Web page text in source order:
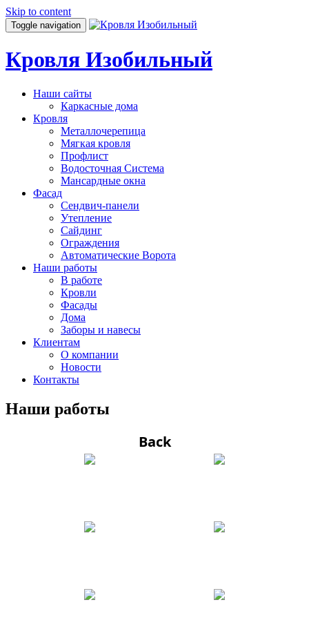
Skip to content
Toggle navigation
Кровля Изобильный
Наши сайты
Каркасные дома
Кровля
Металлочерепица
Мягкая кровля
Профлист
Водосточная Система
Мансардные окна
Фасад
Сендвич-панели
Утепление
Сайдинг
Ограждения
Автоматические Ворота
Наши работы
В работе
Кровли
Фасады
Дома
Заборы и навесы
Клиентам
О компании
Новости
Контакты
Наши работы
Back